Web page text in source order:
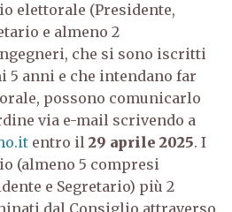
elettorale (Presidente,
e almeno 2
che si sono iscritti
5 anni e che intendano far
possono comunicarlo
via e-mail scrivendo a
entro il 29 aprile 2025. I
(almeno 5 compresi
e Segretario) più 2